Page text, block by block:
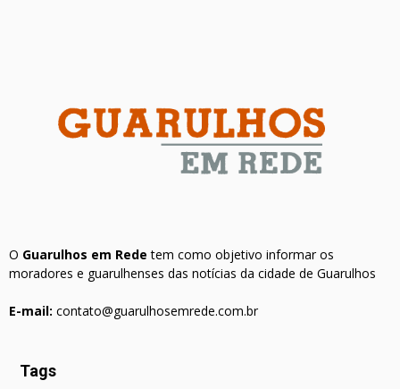
O Guarulhos em Rede tem como objetivo informar os
moradores e guarulhenses das notícias da cidade de Guarulhos
E-mail: contato@guarulhosemrede.com.br
Tags